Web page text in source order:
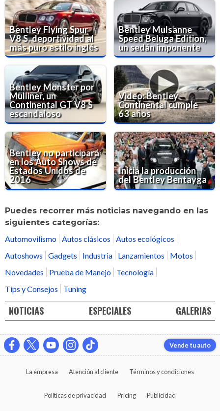
Bentley Flying Spur
V8 S, deportividad al
más puro estilo inglés
Bentley Mulsanne
Speed Beluga Edition,
un sedán imponente
Bentley Monster por
Mulliner, un
Continental GT V8 S
escandaloso
Video: Bentley
Continental cumple
63 años
Bentley no participará
en los Auto Shows de
Estados Unidos de
2016
Inicia la producción
del Bentley Bentayga
Puedes recorrer más noticias navegando en las
siguientes categorías:
Automovilismo
Autos clásicos
Autos ecológicos
Autoshows
Gadgets Industria Lanzamientos
Motos
Novedades
Prueba de Manejo
Tecnología
Tips y Consejos
Tuning
NOTICIAS ESPECIALES GALERIAS
Vende tu auto
La empresa Atención al cliente Términos y condiciones
Políticas de privacidad Pricing Publicidad